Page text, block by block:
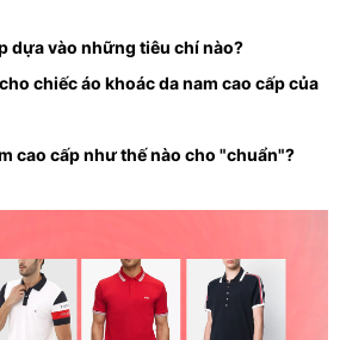
dựa vào những tiêu chí nào?
chiếc áo khoác da nam cao cấp của
cao cấp như thế nào cho "chuẩn"?